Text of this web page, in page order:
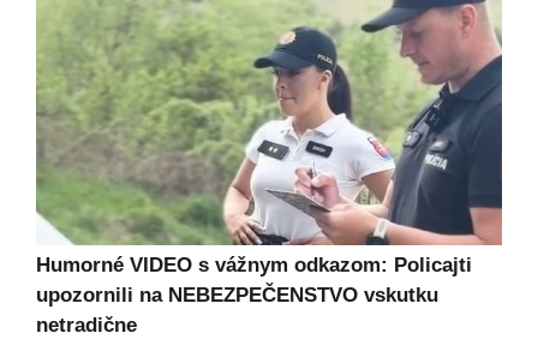
Humorné VIDEO s vážnym odkazom: Policajti
upozornili na NEBEZPEČENSTVO vskutku
netradične